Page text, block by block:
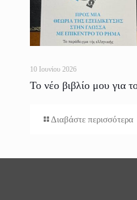
10 Ιουνίου 2026
Το νέο βιβλίο μου για
Διαβάστε περισσότερα